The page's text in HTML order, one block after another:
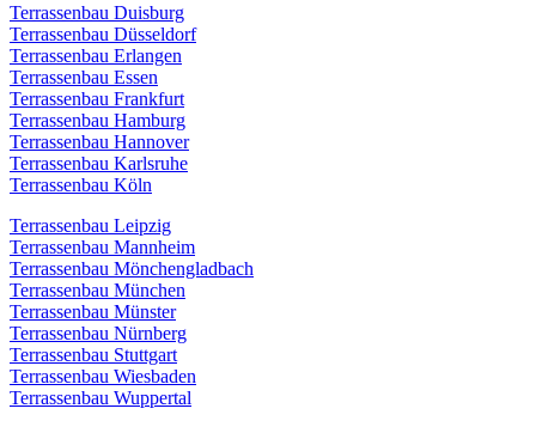
Terrassenbau Duisburg
Terrassenbau Düsseldorf
Terrassenbau Erlangen
Terrassenbau Essen
Terrassenbau Frankfurt
Terrassenbau Hamburg
Terrassenbau Hannover
Terrassenbau Karlsruhe
Terrassenbau Köln
Terrassenbau Leipzig
Terrassenbau Mannheim
Terrassenbau Mönchengladbach
Terrassenbau München
Terrassenbau Münster
Terrassenbau Nürnberg
Terrassenbau Stuttgart
Terrassenbau Wiesbaden
Terrassenbau Wuppertal